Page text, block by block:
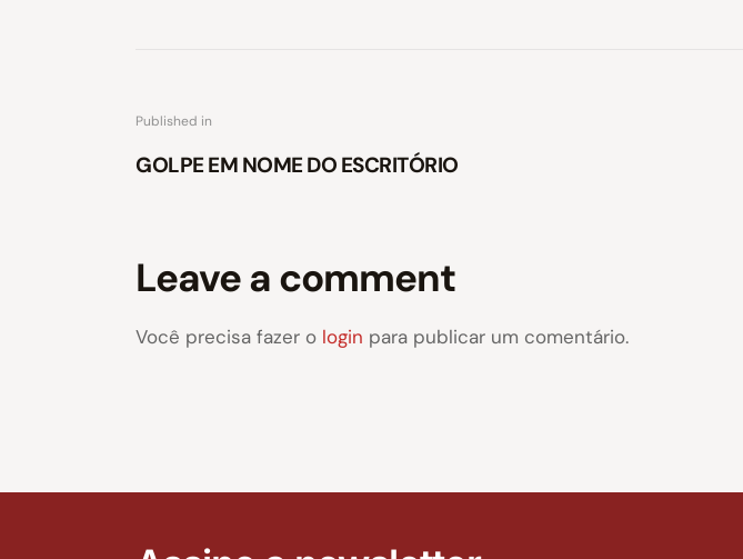
Published in
GOLPE EM NOME DO ESCRITÓRIO
Leave a comment
Você precisa fazer o login para publicar um comentário.